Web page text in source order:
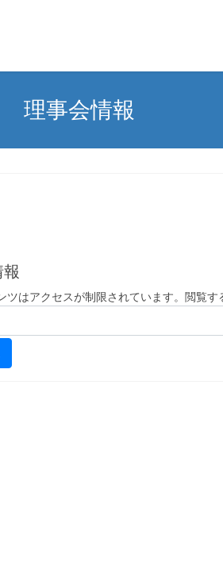
理事会情報
ツはアクセスが制限されています。閲覧